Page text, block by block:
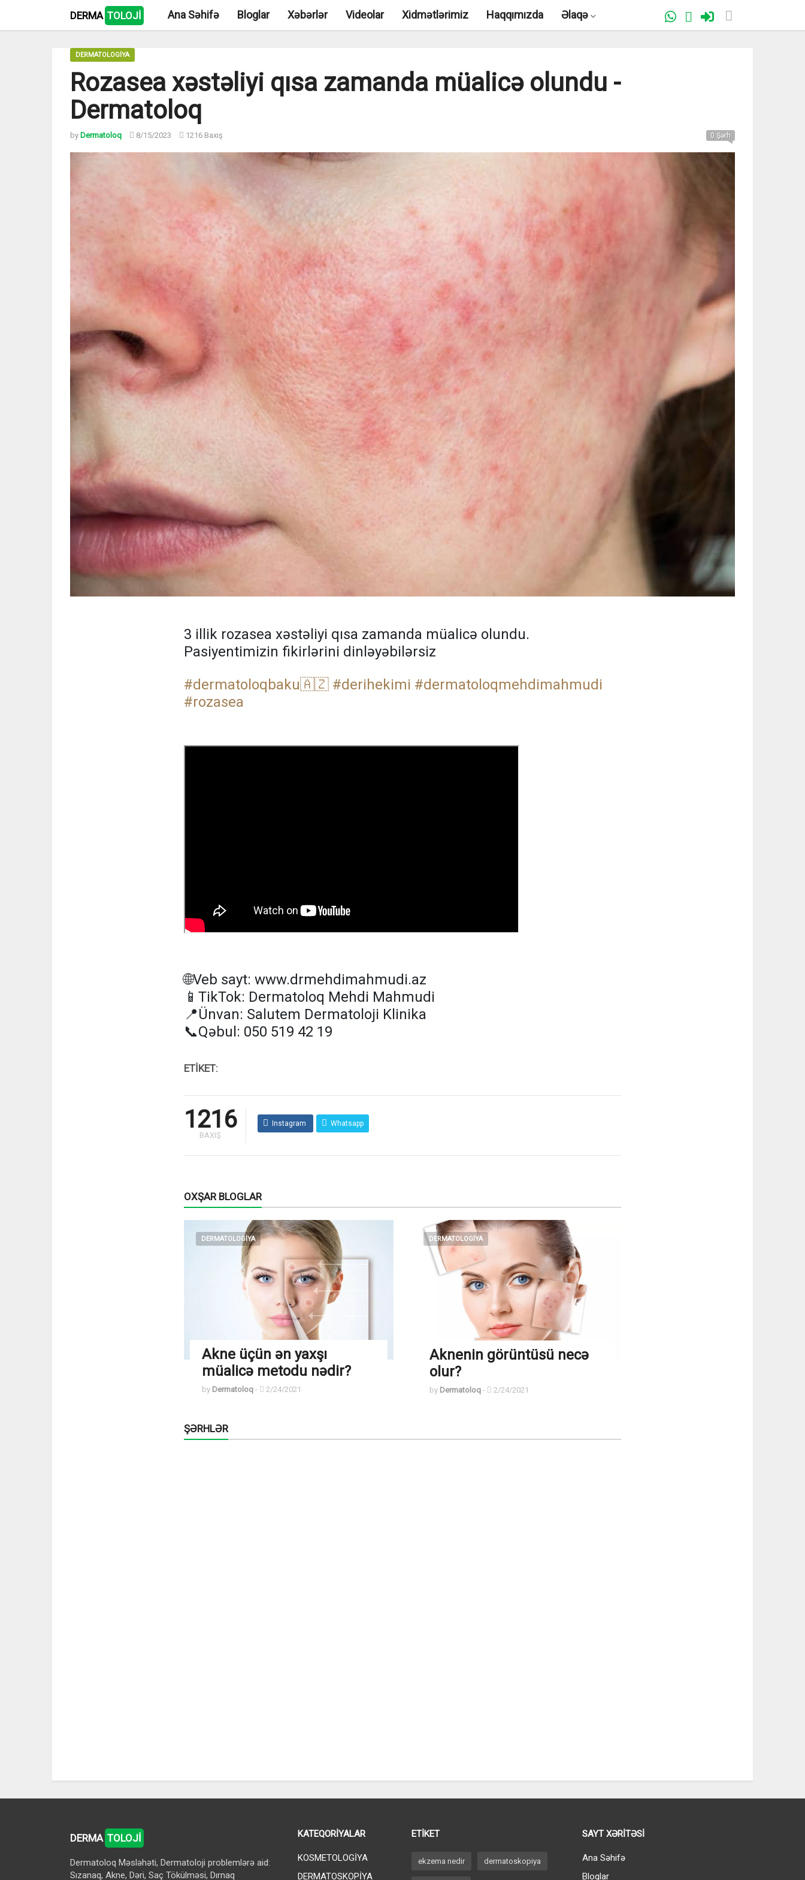
DERMA TOLOJİ Ana Səhifə Bloglar Xəbərlər Videolar Xidmətlərimiz Haqqımızda Əlaqə
Rozasea xəstəliyi qısa zamanda müalicə olundu -
Dermatoloq
DERMATOLOGİYA
by Dermatoloq 8/15/2023 1216 Baxış 0 Şərh
3 illik rozasea xəstəliyi qısa zamanda müalicə olundu.
Pasiyentimizin fikirlərini dinləyəbilərsiz
#dermatoloqbaku🇦🇿 #derihekimi #dermatoloqmehdimahmudi
#rozasea
🌐Veb sayt: www.drmehdimahmudi.az
📱TikTok: Dermatoloq Mehdi Mahmudi
📍Ünvan: Salutem Dermatoloji Klinika
📞Qəbul: 050 519 42 19
ETİKET:
1216
BAXIŞ
Instagram Whatsapp
OXŞAR BLOGLAR
DERMATOLOGİYA
Akne üçün ən yaxşı
müalicə metodu nədir?
by Dermatoloq - 2/24/2021
DERMATOLOGİYA
Aknenin görüntüsü necə
olur?
by Dermatoloq - 2/24/2021
ŞƏRHLƏR
DERMA TOLOJİ
Dermatoloq Məsləhəti, Dermatoloji problemlərə aid:
Sızanaq, Akne, Dəri, Saç Tökülməsi, Dırnaq
KATEQORİYALAR
KOSMETOLOGİYA
DERMATOSKOPİYA
ETİKET
ekzema nedir dermatoskopiya
SAYT XƏRİTƏSİ
Ana Səhifə
Bloglar